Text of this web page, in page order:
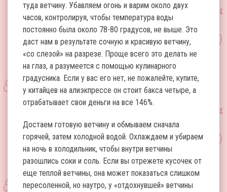
туда ветчину. Убавляем огонь и варим около двух
часов, контролируя, чтобы температура воды
постоянно была около 78-80 градусов, не выше. Это
даст нам в результате сочную и красивую ветчину,
«со слезой» на разрезе. Проще всего это делать не
на глаз, а разумеется с помощью кулинарного
градусника. Если у вас его нет, не пожалейте, купите,
у китайцев на алиэкпрессе он стоит бакса четыре, а
отрабатывает свои деньги на все 146%.
Достаем готовую ветчину и обмываем сначала
горячей, затем холодной водой. Охлаждаем и убираем
на ночь в холодильник, чтобы внутри ветчины
разошлись соки и соль. Если вы отрежете кусочек от
еще теплой ветчины, она может показаться слишком
пересоленной, но наутро, у «отдохнувшей» ветчины